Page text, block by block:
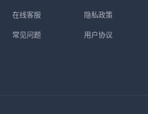
在线客服
常见问题
隐私政策
用户协议